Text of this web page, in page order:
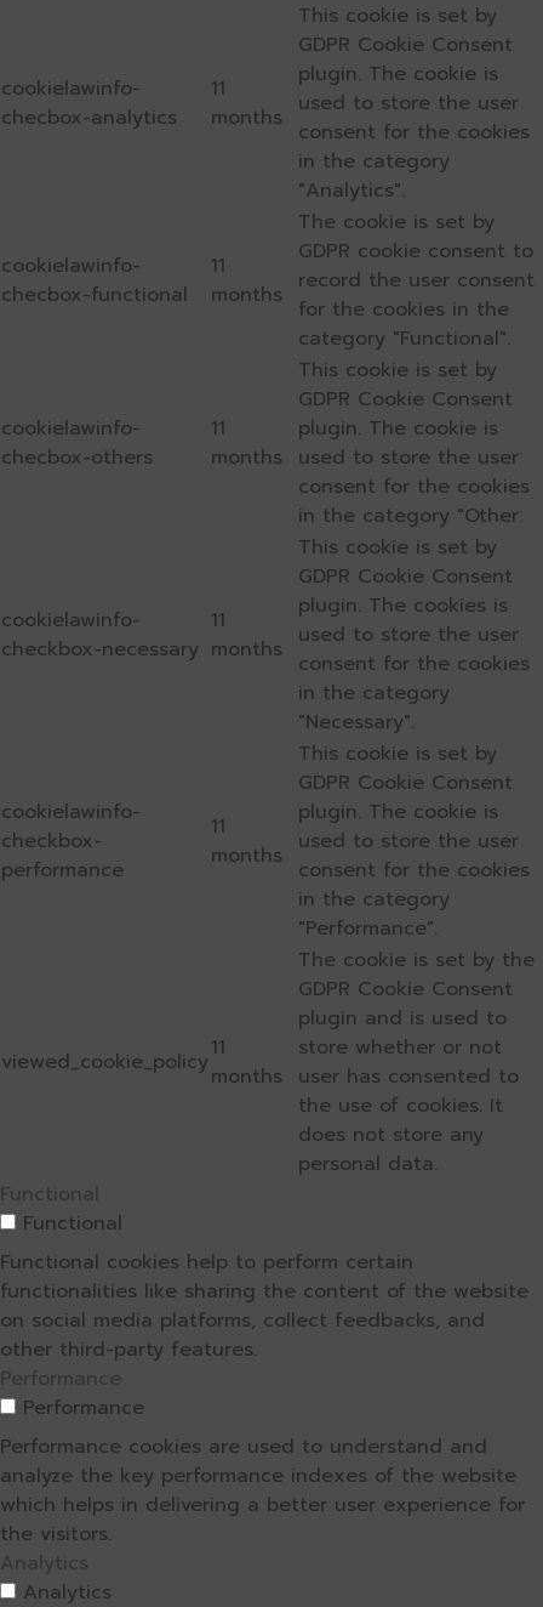
cookielawinfo-
checbox-analytics
11
months
This cookie is set by
GDPR Cookie Consent
plugin. The cookie is
used to store the user
consent for the cookies
in the category
"Analytics".
cookielawinfo-
checbox-functional
11
months
The cookie is set by
GDPR cookie consent to
record the user consent
for the cookies in the
category "Functional".
cookielawinfo-
checbox-others
11
months
This cookie is set by
GDPR Cookie Consent
plugin. The cookie is
used to store the user
consent for the cookies
in the category "Other.
cookielawinfo-
checkbox-necessary
11
months
This cookie is set by
GDPR Cookie Consent
plugin. The cookies is
used to store the user
consent for the cookies
in the category
"Necessary".
cookielawinfo-
checkbox-
performance
11
months
This cookie is set by
GDPR Cookie Consent
plugin. The cookie is
used to store the user
consent for the cookies
in the category
"Performance".
viewed_cookie_policy11
months
The cookie is set by the
GDPR Cookie Consent
plugin and is used to
store whether or not
user has consented to
the use of cookies. It
does not store any
personal data.
Functional
Functional
Functional cookies help to perform certain
functionalities like sharing the content of the website
on social media platforms, collect feedbacks, and
other third-party features.
Performance
Performance
Performance cookies are used to understand and
analyze the key performance indexes of the website
which helps in delivering a better user experience for
the visitors.
Analytics
Analytics